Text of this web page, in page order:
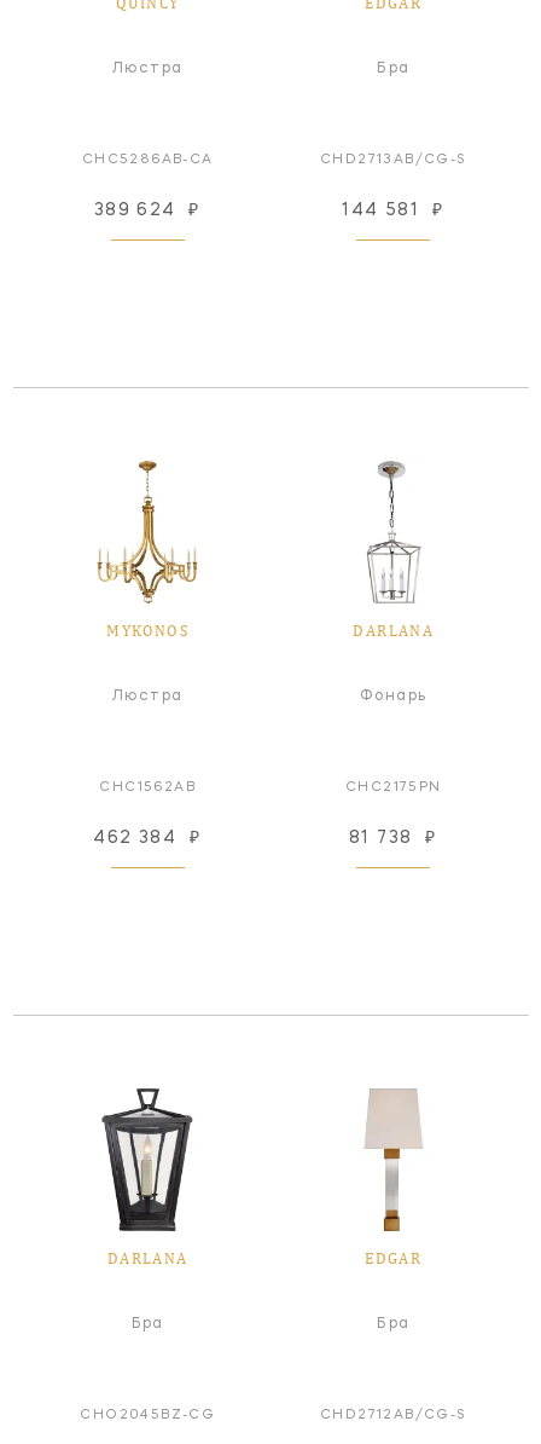
Люстра
CHC5286AB-CA
389 624 ₽
Бра
CHD2713AB/CG-S
144 581 ₽
MYKONOS
Люстра
CHC1562AB
462 384 ₽
DARLANA
Фонарь
CHC2175PN
81 738 ₽
DARLANA
Бра
CHO2045BZ-CG
EDGAR
Бра
CHD2712AB/CG-S